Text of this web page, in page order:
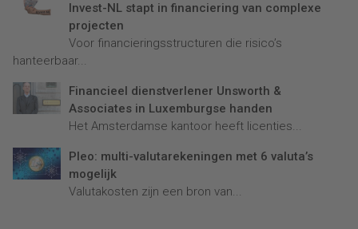
Invest-NL stapt in financiering van complexe
projecten
Voor financieringsstructuren die risico’s
hanteerbaar...
Financieel dienstverlener Unsworth &
Associates in Luxemburgse handen
Het Amsterdamse kantoor heeft licenties...
Pleo: multi-valutarekeningen met 6 valuta’s
mogelijk
Valutakosten zijn een bron van...